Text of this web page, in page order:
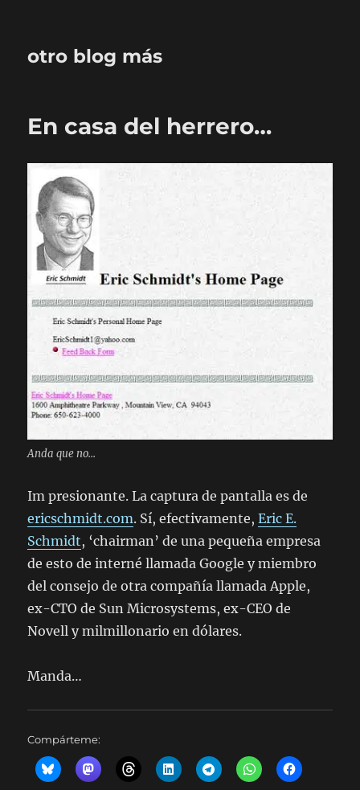
otro blog más
En casa del herrero…
Anda que no...
Im presionante. La captura de pantalla es de
ericschmidt.com. Sí, efectivamente,Eric E.
Schmidt, ‘chairman’ de una pequeña empresa
de esto de interné llamada Google y miembro
del consejo de otra compañía llamada Apple,
ex-CTO de Sun Microsystems, ex-CEO de
Novell y milmillonario en dólares.
Manda…
Compárteme: